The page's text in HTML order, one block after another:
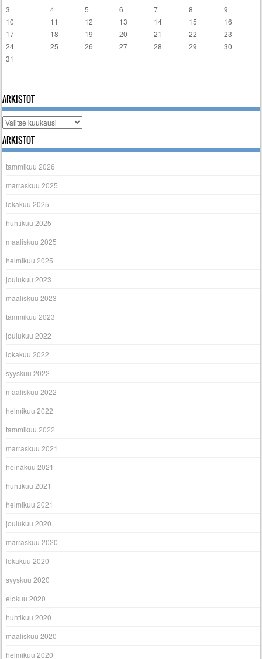
3
4 5 6 7 8
9
10
11 12 13 14 15
16
17
18 19 20 21 22
23
24
25 26 27 28 29
30
31
ARKISTOT
Arkistot
ARKISTOT
tammikuu 2026
marraskuu 2025
lokakuu 2025
huhtikuu 2025
maaliskuu 2025
helmikuu 2025
joulukuu 2023
maaliskuu 2023
tammikuu 2023
joulukuu 2022
lokakuu 2022
syyskuu 2022
maaliskuu 2022
helmikuu 2022
tammikuu 2022
marraskuu 2021
heinäkuu 2021
huhtikuu 2021
helmikuu 2021
joulukuu 2020
marraskuu 2020
lokakuu 2020
syyskuu 2020
elokuu 2020
huhtikuu 2020
maaliskuu 2020
helmikuu 2020